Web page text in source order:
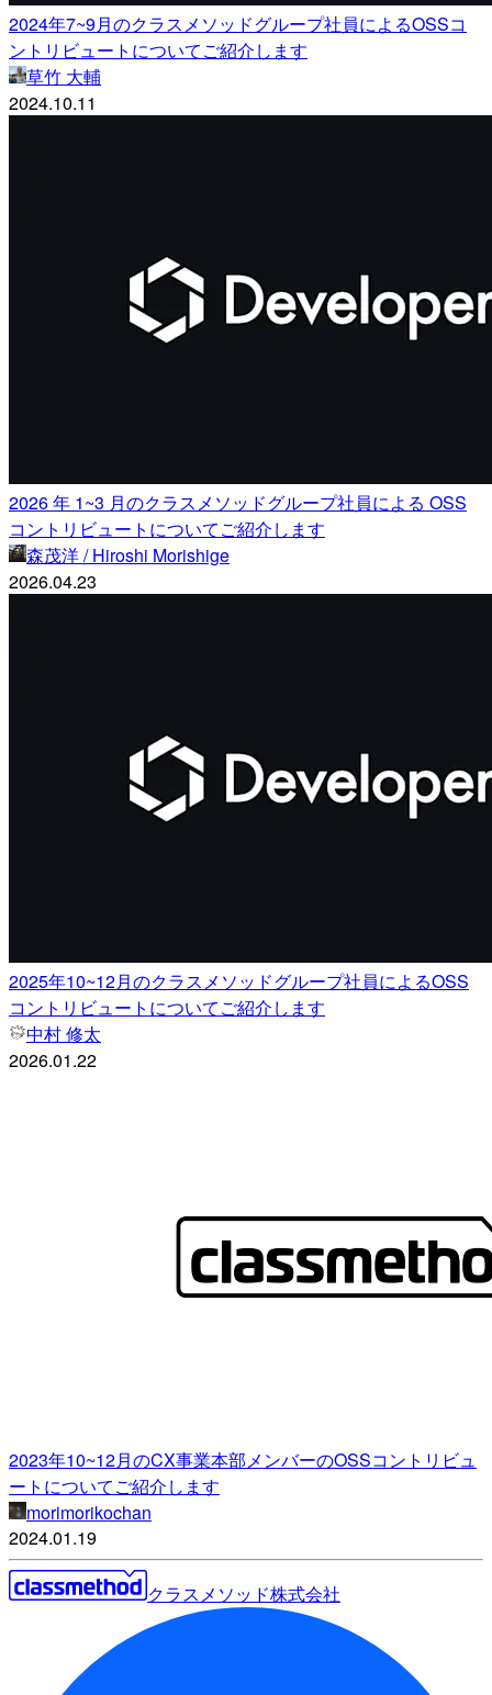
2024年7~9月のクラスメソッドグループ社員によるOSSコ
ントリビュートについてご紹介します
草竹 大輔
2024.10.11
2026 年 1~3 月のクラスメソッドグループ社員による OSS
コントリビュートについてご紹介します
森茂洋 / Hiroshi Morishige
2026.04.23
2025年10~12月のクラスメソッドグループ社員によるOSS
コントリビュートについてご紹介します
中村 修太
2026.01.22
2023年10~12月のCX事業本部メンバーのOSSコントリビュ
ートについてご紹介します
morimorikochan
2024.01.19
クラスメソッド株式会社